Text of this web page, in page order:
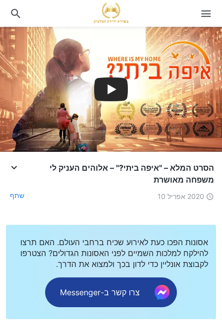
הסרט המלא – "איפה ביתי?" – אלוהים העניק לי
משפחה מאושרת
2020 אפריל 10 שתף
אסונות הפכו כעת לאירוע שכיח ברחבי העולם. האם תרצו
להילקח למלכות השמיים לפני האסונות הגדולים? הצטרפו
לקבוצת אונליין כדי לדון בכך ולמצוא את הדרך.
צרו קשר ב-Messenger